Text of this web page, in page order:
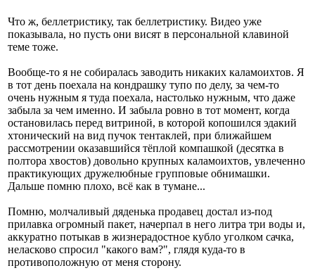
Что ж, беллетристику, так беллетристику. Видео уже
показывала, но пусть они висят в персональной клавиной
теме тоже.
Вообще-то я не собиралась заводить никаких каламоихтов. Я
в тот день поехала на кондрашку тупо по делу, за чем-то
очень нужным я туда поехала, настолько нужным, что даже
забыла за чем именно. И забыла ровно в тот момент, когда
остановилась перед витриной, в которой копошился эдакий
хтонический на вид пучок тентаклей, при ближайшем
рассмотрении оказавшийся тёплой компашкой (десятка в
полтора хвостов) довольно крупных каламоихтов, увлеченно
практикующих дружелюбные групповые обнимашки.
Дальше помню плохо, всё как в тумане...
Помню, молчаливый дяденька продавец достал из-под
прилавка огромный пакет, начерпал в него литра три воды и,
аккуратно потыкав в жизнерадостное кубло уголком сачка,
неласково спросил "какого вам?", глядя куда-то в
противоположную от меня сторону.